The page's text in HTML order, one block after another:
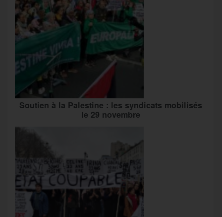
Soutien à la Palestine : les syndicats mobilisés
le 29 novembre